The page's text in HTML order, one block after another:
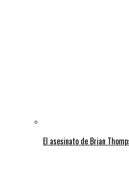
El asesinato de Brian